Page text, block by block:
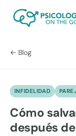
← Blog
INFIDELIDAD
Cómo
después